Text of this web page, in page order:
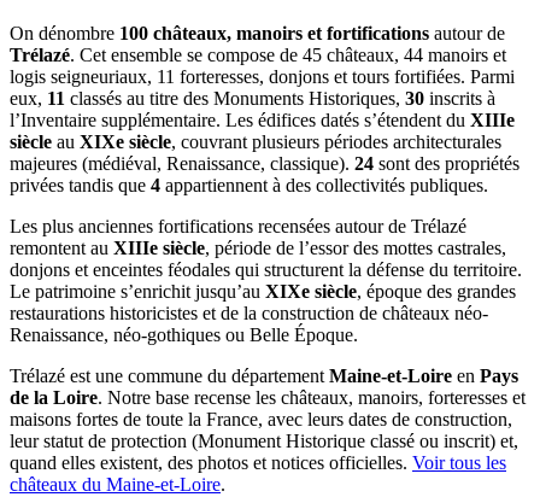
On dénombre 100 châteaux, manoirs et fortifications autour de
Trélazé. Cet ensemble se compose de 45 châteaux, 44 manoirs et
logis seigneuriaux, 11 forteresses, donjons et tours fortifiées. Parmi
eux, 11 classés au titre des Monuments Historiques, 30 inscrits à
l’Inventaire supplémentaire. Les édifices datés s’étendent du XIIIe
siècle au XIXe siècle, couvrant plusieurs périodes architecturales
majeures (médiéval, Renaissance, classique). 24 sont des propriétés
privées tandis que 4 appartiennent à des collectivités publiques.
Les plus anciennes fortifications recensées autour de Trélazé
remontent au XIIIe siècle, période de l’essor des mottes castrales,
donjons et enceintes féodales qui structurent la défense du territoire.
Le patrimoine s’enrichit jusqu’au XIXe siècle, époque des grandes
restaurations historicistes et de la construction de châteaux néo-
Renaissance, néo-gothiques ou Belle Époque.
Trélazé est une commune du départementMaine-et-Loire en Pays
de la Loire. Notre base recense les châteaux, manoirs, forteresses et
maisons fortes de toute la France, avec leurs dates de construction,
leur statut de protection (Monument Historique classé ou inscrit) et,
quand elles existent, des photos et notices officielles. Voir tous les
châteaux du Maine-et-Loire.